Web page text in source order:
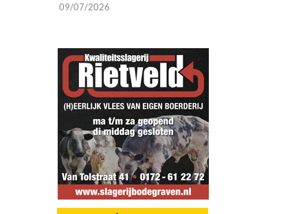
09/07/2026